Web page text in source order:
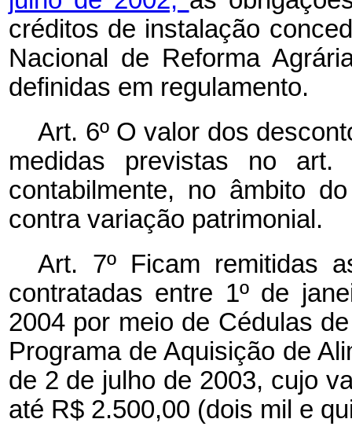
créditos de instalação
Nacional de Reforma
definidas em regulamento.
Art. 6º O valor dos
medidas previstas no
contabilmente, no âmbito
contra variação patrimonial.
Art. 7º Ficam remitidas
contratadas entre 1º de
2004 por meio de Cédulas
Programa de Aquisição de
de 2 de julho de 2003, cujo
até R$ 2.500,00 (dois mil e